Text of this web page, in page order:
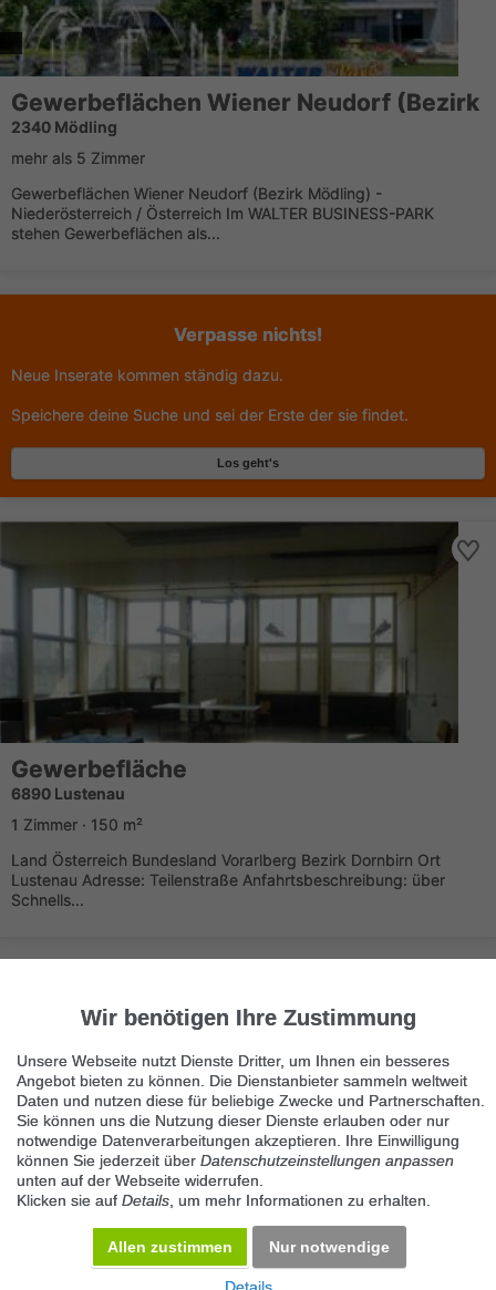
Gewerbeflächen Wiener Neudorf (Bezirk
2340 Mödling
mehr als 5 Zimmer
Gewerbeflächen Wiener Neudorf (Bezirk Mödling) -
Niederösterreich / Österreich Im WALTER BUSINESS-PARK
stehen Gewerbeflächen als...
Verpasse nichts!
Neue Inserate kommen ständig dazu.
Speichere deine Suche und sei der Erste der sie findet.
Los geht's
Gewerbefläche
6890 Lustenau
1 Zimmer · 150 m²
Land Österreich Bundesland Vorarlberg Bezirk Dornbirn Ort
Lustenau Adresse: Teilenstraße Anfahrtsbeschreibung: über
Schnells...
Immer die neuesten Anzeigen erhalten?
Kein Angebot verpassen, täglich per E-Mail.
Benachrichtigung aktivieren
KOSTENLOS INSERIEREN
Wir benötigen Ihre Zustimmung
Unsere Webseite nutzt Dienste Dritter, um Ihnen ein besseres
Angebot bieten zu können. Die Dienstanbieter sammeln weltweit
Daten und nutzen diese für beliebige Zwecke und Partnerschaften.
Sie können uns die Nutzung dieser Dienste erlauben oder nur
notwendige Datenverarbeitungen akzeptieren. Ihre Einwilligung
können Sie jederzeit über Datenschutzeinstellungen anpassen
unten auf der Webseite widerrufen.
Klicken sie auf Details , um mehr Informationen zu erhalten.
Allen zustimmen Nur notwendige